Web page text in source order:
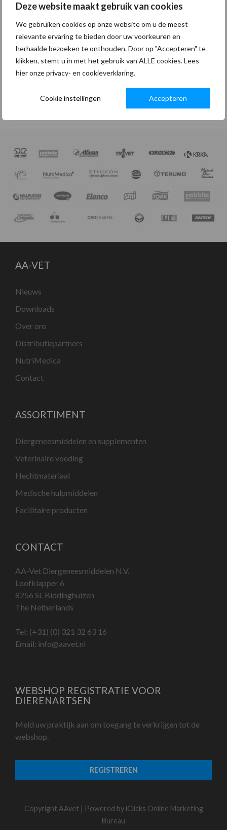
Deze website maakt gebruik van cookies
We gebruiken cookies op onze website om u de meest
relevante ervaring te bieden door uw voorkeuren en
herhaalde bezoeken te onthouden. Door op "Accepteren" te
klikken, stemt u in met het gebruik van ALLE cookies. Lees
hier onze privacy- en cookieverklaring.
Cookie instellingen Accepteren
Je persoonlijke gegevens worden gebruikt om je
ervaring op deze site te ondersteunen, om toegang
tot je account te beheren en voor andere doeleinden
zoals omschreven in onzeprivacybeleid.
AA-VET
Nieuws
Downloads
Over ons
Distributiepartners
NutriMedica
Contact
ASSORTIMENT
Diergeneesmiddelen en supplementen
Veterinaire voeding
Hechtmateriaal
Medische hulpmiddelen
Facilitaire producten
CONTACT
AA-Vet Diergeneesmiddelen N.V.
Loofklapper 6
8256 SL Biddinghuizen
The Netherlands
Tel: (+31) (0) 321 32 63 16
Email: info@aavet.nl
WEBSHOP REGISTRATIE VOOR
DIERENARTSEN
Meld uw praktijk aan om toegang te verkrijgen tot de
webshop.
REGISTREREN
Copyright AAvet | Powered by iClicks Online Marketing
Bureau